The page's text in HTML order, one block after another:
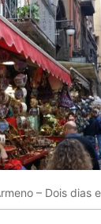
– Dois dias